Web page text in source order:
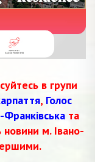
в групи
, Голос
та
новини м. Івано-